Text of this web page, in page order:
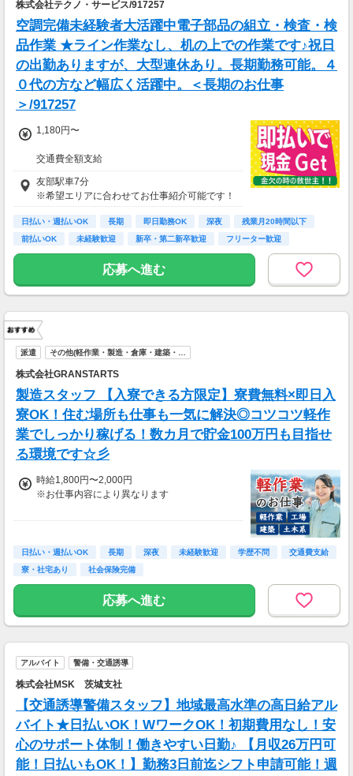
株式会社テクノ・サービス/917257
空調完備未経験者大活躍中電子部品の組立・検査・検
品作業 ★ライン作業なし、机の上での作業です♪祝日
の出勤ありますが、大型連休あり。長期勤務可能。４
０代の方など幅広く活躍中。＜長期のお仕事
＞/917257
1,180円〜
交通費全額支給
即払い制度有
友部駅車7分
※希望エリアに合わせてお仕事紹介可能です！
日払い・週払いOK 長期 即日勤務OK 深夜
残業月20時間以下
前払いOK
未経験歓迎 新卒・第二新卒歓迎 フリーター歓迎
応募へ進む
派遣 その他(軽作業・製造・倉庫・建築・…
株式会社GRANSTARTS
製造スタッフ 【入寮できる方限定】寮費無料×即日入
寮OK！住む場所も仕事も一気に解決◎コツコツ軽作
業でしっかり稼げる！数カ月で貯金100万円も目指せ
る環境です☆彡
時給1,800円〜2,000円
※お仕事内容により異なります
＼最大時給2,000円も可能！／
＜各種手当＞
・深夜手当：時給2,000円〜
・休日出勤手当：時給2,160円〜
当）
日払い・週払いOK 長期 深夜 未経験歓迎 学歴不問
交通費支給
寮・社宅あり
社会保険完備
応募へ進む
アルバイト 警備・交通誘導
株式会社MSK 茨城支社
【交通誘導警備スタッフ】地域最高水準の高日給アル
バイト★日払いOK！WワークOK！初期費用なし！安
心のサポート体制！働きやすい日勤♪ 【月収26万円可
能！日払いもOK！】勤務3日前迄シフト申請可能！週